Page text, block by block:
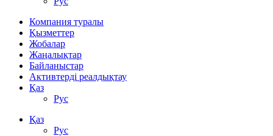
Компания туралы
Қызметтер
Жобалар
Жаңалықтар
Байланыстар
Активтерді реалдықтау
Қаз
Рус
Қаз
Рус